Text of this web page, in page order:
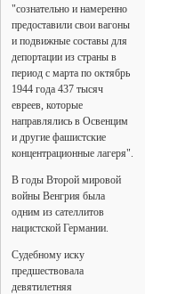
"сознательно и намеренно
предоставили свои вагоны
и подвижные составы для
депортации из страны в
период с марта по октябрь
1944 года 437 тысяч
евреев, которые
направлялись в Освенцим
и другие фашистские
концентрационные лагеря".
В годы Второй мировой
войны Венгрия была
одним из сателлитов
нацистской Германии.
Судебному иску
предшествовала
девятилетняя